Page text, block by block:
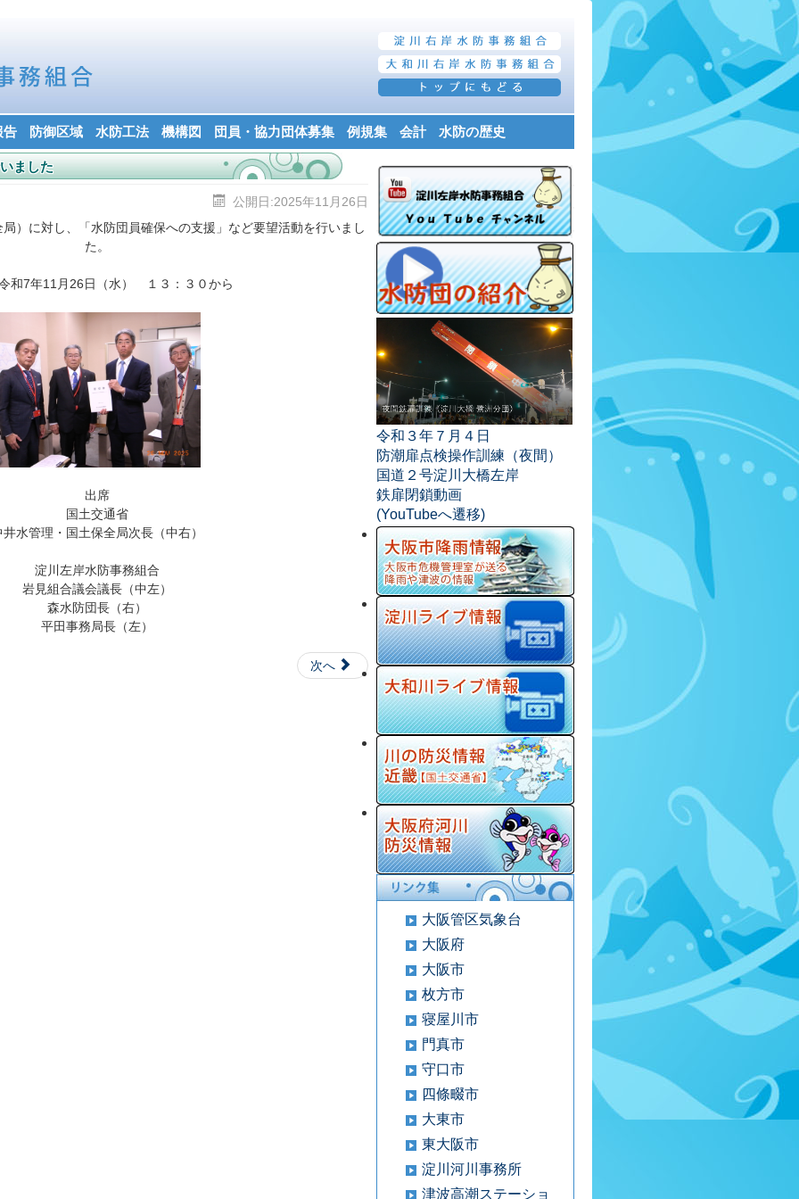
告 防御区域 水防工法 機構図 団員・協力団体募集 例規集 会計 水防の歴史
ました
公開日:2025年11月26日
）に対し、「水防団員確保への支援」など要望活動を行いまし
た。
和7年11月26日（水） １３：３０から
出席
国土交通省
井水管理・国土保全局次長（中右）
淀川左岸水防事務組合
岩見組合議会議長（中左）
森水防団長（右）
平田事務局長（左）
次へ
令和３年７月４日
防潮扉点検操作訓練（夜間）
国道２号淀川大橋左岸
鉄扉閉鎖動画
(YouTubeへ遷移)
大阪管区気象台
大阪府
大阪市
枚方市
寝屋川市
門真市
守口市
四條畷市
大東市
東大阪市
淀川河川事務所
津波高潮ステーショ